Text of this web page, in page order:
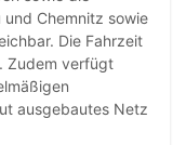
Chemnitz sowie
Die Fahrzeit
Zudem verfügt
ausgebautes Netz